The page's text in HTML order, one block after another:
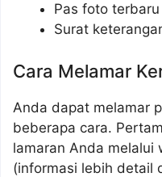
Pas foto terbaru
Surat
Cara Melamar
Anda dapat melamar
beberapa cara.
lamaran Anda melalui
(informasi lebih detail